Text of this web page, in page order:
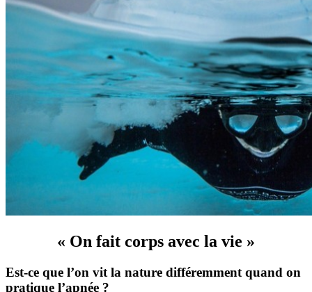
« On fait corps avec la vie »
Est-ce que l’on vit la nature différemment quand on
pratique l’apnée ?